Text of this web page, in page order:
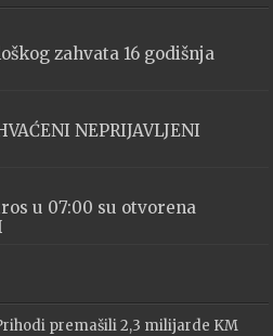
zahvata 16 godišnja
NEPRIJAVLJENI
u 07:00 su otvorena
premašili 2,3 milijarde KM